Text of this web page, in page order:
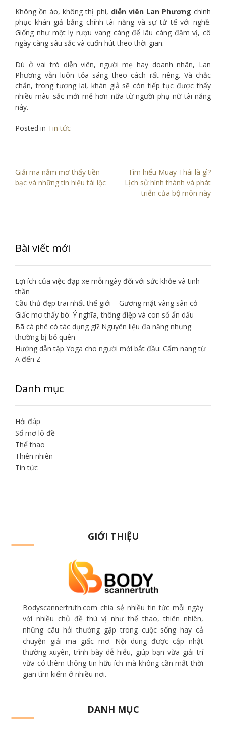
Không ồn ào, không thị phi, diễn viên Lan Phương chinh
phục khán giả bằng chính tài năng và sự tử tế với nghề.
Giống như một ly rượu vang càng để lâu càng đậm vị, cô
ngày càng sâu sắc và cuốn hút theo thời gian.
Dù ở vai trò diễn viên, người mẹ hay doanh nhân, Lan
Phương vẫn luôn tỏa sáng theo cách rất riêng. Và chắc
chắn, trong tương lai, khán giả sẽ còn tiếp tục được thấy
nhiều màu sắc mới mẻ hơn nữa từ người phụ nữ tài năng
này.
Posted in Tin tức
Điều
hướng
Giải mã nằm mơ thấy tiền
bạc và những tín hiệu tài lộc
Tìm hiểu Muay Thái là gì?
Lịch sử hình thành và phát
triển của bộ môn này
Bài viết mới
Lợi ích của việc đạp xe mỗi ngày đối với sức khỏe và tinh
thần
Cầu thủ đẹp trai nhất thế giới – Gương mặt vàng sân cỏ
Giấc mơ thấy bò: Ý nghĩa, thông điệp và con số ẩn dấu
Bã cà phê có tác dụng gì? Nguyên liệu đa năng nhưng
thường bị bỏ quên
Hướng dẫn tập Yoga cho người mới bắt đầu: Cẩm nang từ
A đến Z
Danh mục
Hỏi đáp
Sổ mơ lô đề
Thể thao
Thiên nhiên
Tin tức
GIỚI THIỆU
Bodyscannertruth.com chia sẻ nhiều tin tức mỗi ngày
với nhiều chủ đề thú vị như thể thao, thiên nhiên,
những câu hỏi thường gặp trong cuộc sống hay cả
chuyện giải mã giấc mơ. Nội dung được cập nhật
thường xuyên, trình bày dễ hiểu, giúp bạn vừa giải trí
vừa có thêm thông tin hữu ích mà không cần mất thời
gian tìm kiếm ở nhiều nơi.
DANH MỤC